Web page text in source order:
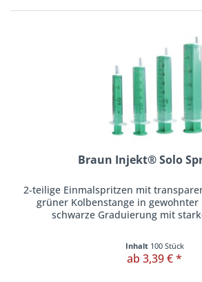
Braun Injekt® Solo
2-teilige Einmalspritzen mit
grüner Kolbenstange in
schwarze Graduierung mit
Inhalt 100 Stück
ab 3,39 € *